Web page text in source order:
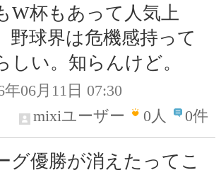
W杯もあって人気上
野球界は危機感持って
しい。知らんけど。
年06月11日 07:30
mixiユーザー
0人 0件
グ優勝が消えたってこ